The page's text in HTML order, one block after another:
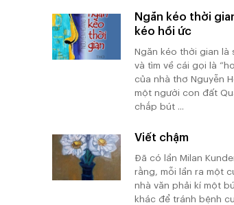
Ngăn kéo thời
kéo hồi ức
Ngăn kéo thời gian là
và tìm về cái gọi là
của nhà thơ Nguyễn
một người con đất
chắp bút ...
Viết chậm
Đã có lần Milan
rằng, mỗi lần ra một
nhà văn phải kí một
khác để tránh bệnh